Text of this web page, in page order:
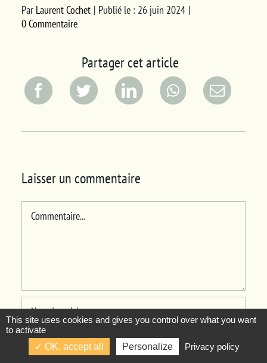
Par Laurent Cochet | Publié le : 26 juin 2024 |
0 Commentaire
Partager cet article
Laisser un commentaire
Commentaire
This site uses cookies and gives you control over what you want
to activate
OK, accept all
Personalize Privacy policy